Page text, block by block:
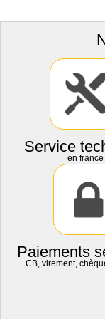
Service
en france
Paiements
CB, virement,